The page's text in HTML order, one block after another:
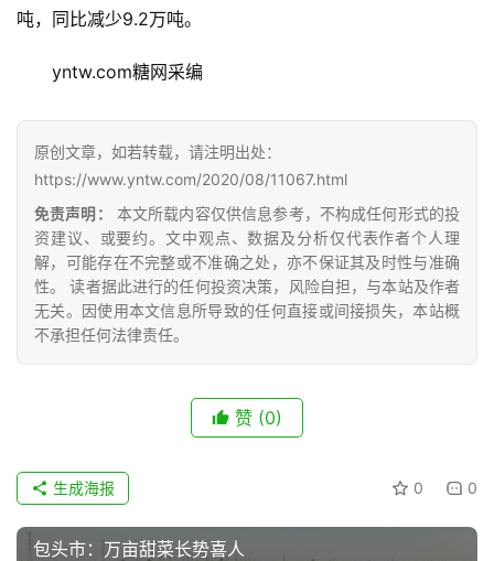
首
云
糖
网
公
众
号
现
货
专
题
吨，同比减少9.2万吨。
yntw.com糖网采编
原创文章，如若转载，请注明出处：
https://www.yntw.com/2020/08/11067.html
免责声明：
本文所载内容仅供信息参考，不构成任何形式的投
资建议、或要约。文中观点、数据及分析仅代表作者个人理
解，可能存在不完整或不准确之处，亦不保证其及时性与准确
性。 读者据此进行的任何投资决策，风险自担，与本站及作者
无关。因使用本文信息所导致的任何直接或间接损失，本站概
不承担任何法律责任。
赞 (0)
0 0
生成海报
包头市：万亩甜菜长势喜人